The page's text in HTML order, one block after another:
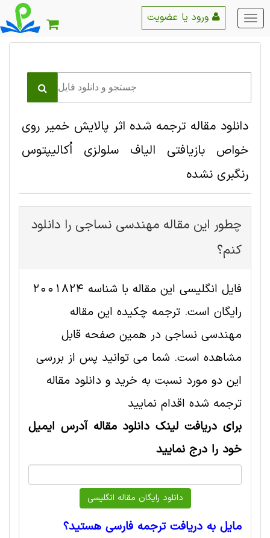
منو
اصلی
دانلود مقاله ترجمه شده اثر پالایش خمیر روی
خواص بازیافتی الیاف سلولزی اُکالیپتوس
رنگبری نشده
چطور این مقاله مهندسی نساجی را دانلود
کنم؟
فایل انگلیسی این مقاله با شناسه 2001824
رایگان است. ترجمه چکیده این مقاله
مهندسی نساجی در همین صفحه قابل
مشاهده است. شما می توانید پس از بررسی
این دو مورد نسبت به خرید و دانلود مقاله
ترجمه شده اقدام نمایید
برای دریافت لینک دانلود مقاله آدرس ایمیل
خود را درج نمایید
مایل به دریافت ترجمه فارسی هستید؟